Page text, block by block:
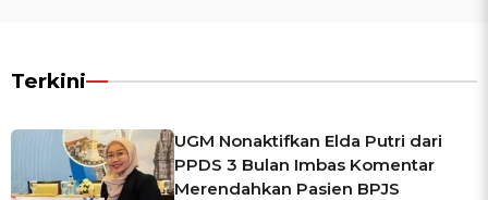
Terkini
UGM Nonaktifkan Elda Putri dari
PPDS 3 Bulan Imbas Komentar
Merendahkan Pasien BPJS